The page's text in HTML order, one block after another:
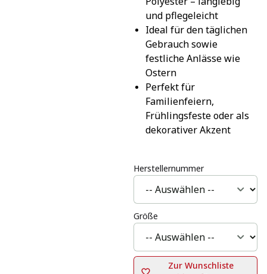
und pflegeleicht
Ideal für den täglichen
Gebrauch sowie
festliche Anlässe wie
Ostern
Perfekt für
Familienfeiern,
Frühlingsfeste oder als
dekorativer Akzent
Herstellernummer
Größe
Zur Wunschliste